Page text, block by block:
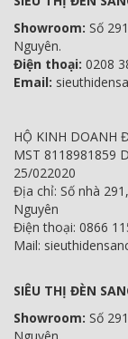
Showroom: Số
Nguyên.
Điện thoại: 0208
Email:
HỘ KINH DOANH
MST 8118981859
25/022020
Địa chỉ: Số nhà
Nguyên
Điện thoại: 0866
Mail:
SIÊU THỊ ĐÈN
Showroom: Số